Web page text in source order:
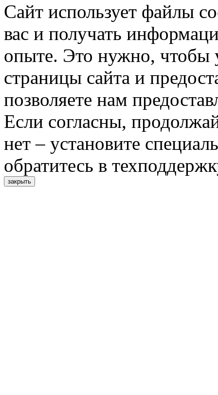
Сайт использует файлы
вас и получать
опыте. Это нужно, чтобы
страницы сайта и
позволяете нам
Если согласны,
нет – установите
обратитесь в
закрыть